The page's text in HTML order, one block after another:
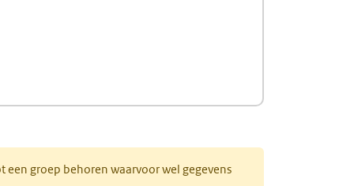
een groep behoren waarvoor wel gegevens